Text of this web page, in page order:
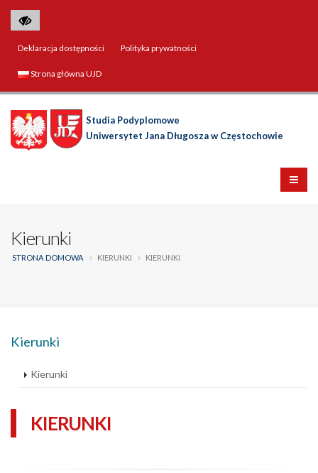
Deklaracja dostępności Polityka prywatności
Strona główna UJD
Studia Podyplomowe
Uniwersytet Jana Długosza w Częstochowie
Kierunki
STRONA DOMOWA KIERUNKI KIERUNKI
Kierunki
Kierunki
KIERUNKI